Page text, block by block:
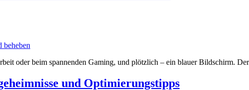
beheben
oder beim spannenden Gaming, und plötzlich – ein blauer Bildschirm.
und Optimierungstipps